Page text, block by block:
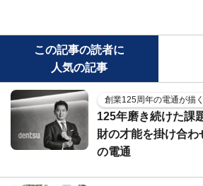
この記事の読者に
人気の記事
創業125周年の電通が描
125年磨き続けた課
財の才能を掛け合わ
の電通